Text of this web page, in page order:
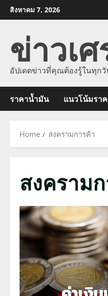
Skip
to
สิงหาคม 7, 2026
ข่าวเ
อัปเดตข่าวที่คุณต้องรู้ในทุก
ราคาน้ำมัน แนวโน้มรา
Home สงครามการค้า
สงคราม